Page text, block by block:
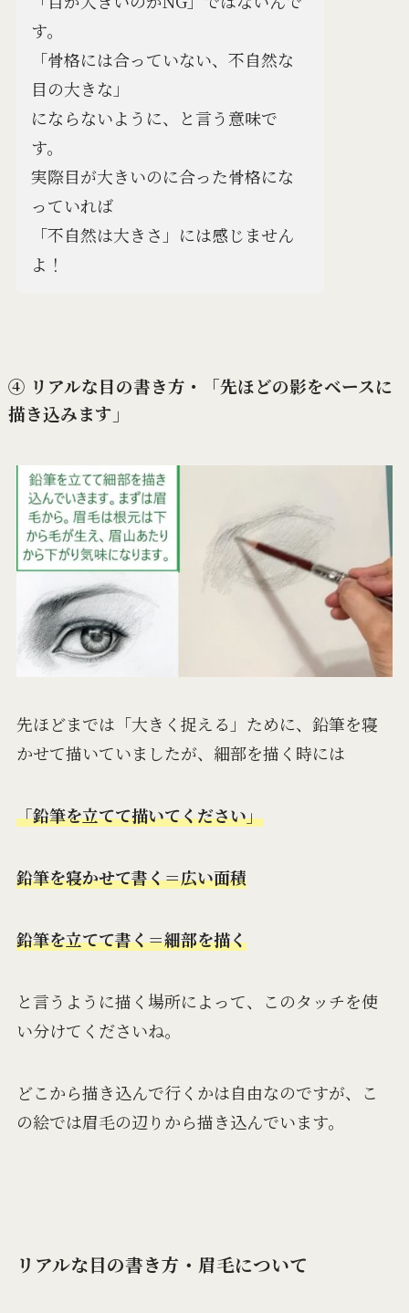
す。
「骨格には合っていない、不自然な
目の大きな」
にならないように、と言う意味で
す。
実際目が大きいのに合った骨格にな
っていれば
「不自然は大きさ」には感じません
よ！
④ リアルな目の書き方・「先ほどの影をベースに
描き込みます」
先ほどまでは「大きく捉える」ために、鉛筆を寝
かせて描いていましたが、細部を描く時には
「鉛筆を立てて描いてください」
鉛筆を寝かせて書く＝広い面積
鉛筆を立てて書く＝細部を描く
と言うように描く場所によって、このタッチを使
い分けてくださいね。
どこから描き込んで行くかは自由なのですが、こ
の絵では眉毛の辺りから描き込んでいます。
リアルな目の書き方・眉毛について